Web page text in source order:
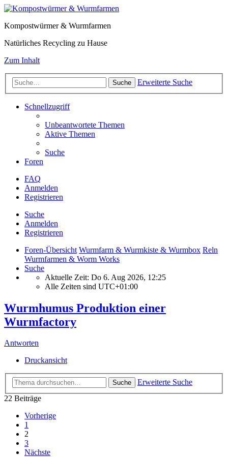
Kompostwürmer & Wurmfarmen
Natürliches Recycling zu Hause
Zum Inhalt
Suche Erweiterte Suche
Schnellzugriff
Unbeantwortete Themen
Aktive Themen
Suche
Foren
FAQ
Anmelden
Registrieren
Suche
Anmelden
Registrieren
Foren-Übersicht Wurmfarm & Wurmkiste & Wurmbox Reln
Wurmfarmen & Worm Works
Suche
Aktuelle Zeit: Do 6. Aug 2026, 12:25
Alle Zeiten sind UTC+01:00
Wurmhumus Produktion einer
Wurmfactory
Antworten
Druckansicht
Suche
Erweiterte Suche
22 Beiträge
Vorherige
1
2
3
Nächste